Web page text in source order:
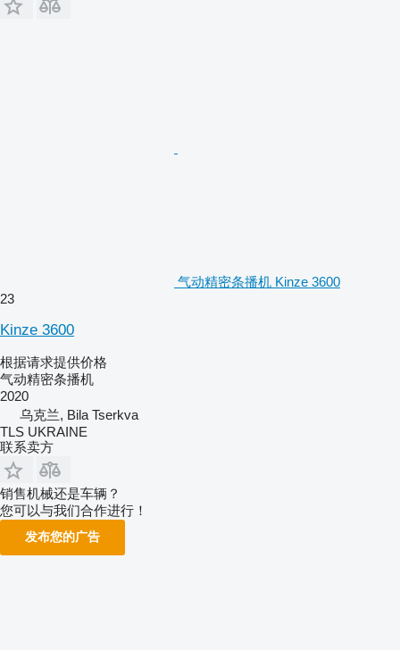
气动精密条播机 Kinze 3600
23
Kinze 3600
根据请求提供价格
气动精密条播机
2020
乌克兰, Bila Tserkva
TLS UKRAINE
联系卖方
销售机械还是车辆？
您可以与我们合作进行！
发布您的广告